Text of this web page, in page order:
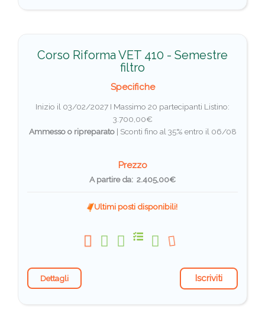
Corso Riforma VET 410 - Semestre
filtro
Specifiche
Inizio il 03/02/2027 I Massimo 20 partecipanti Listino:
3.700,00€
Ammesso o ripreparato| Sconti fino al 35% entro il 06/08
Prezzo
A partire da: 2.405,00€
Ultimi posti disponibili!
Dettagli Iscriviti